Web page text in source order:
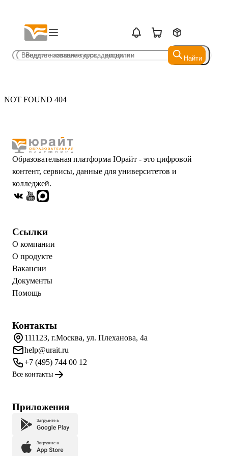
Найти
Найти
NOT FOUND 404
Образовательная платформа Юрайт - это цифровой
контент, сервисы, данные для университетов и
колледжей.
Ссылки
О компании
О продукте
Вакансии
Документы
Помощь
Контакты
111123, г.Москва, ул. Плеханова, 4а
help@urait.ru
+7 (495) 744 00 12
Все контакты
Приложения